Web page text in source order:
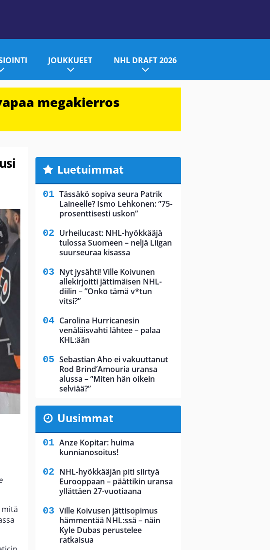
JOUKKUEET NHL DRAFT 2026
megakierros
Luetuimmat
Tässäkö sopiva seura Patrik
Laineelle? Ismo Lehkonen: ”75-
prosenttisesti uskon”
Urheilucast: NHL-hyökkääjä
tulossa Suomeen – neljä Liigan
suurseuraa kisassa
Nyt jysähti! Ville Koivunen
allekirjoitti jättimäisen NHL-
diilin – ”Onko tämä v*tun
vitsi?”
Carolina Hurricanesin
venäläisvahti lähtee – palaa
KHL:ään
Sebastian Aho ei vakuuttanut
Rod Brind’Amouria uransa
alussa – ”Miten hän oikein
selviää?”
Uusimmat
Anze Kopitar: huima
kunnianosoitus!
NHL-hyökkääjän piti siirtyä
Eurooppaan – päättikin uransa
yllättäen 27-vuotiaana
Ville Koivusen jättisopimus
hämmentää NHL:ssä – näin
Kyle Dubas perustelee
ratkaisua